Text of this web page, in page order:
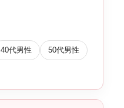
40代男性 50代男性